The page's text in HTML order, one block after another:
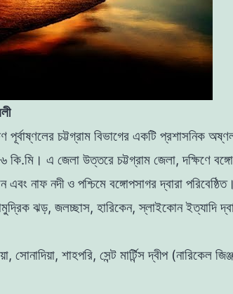
পূর্বাষ্ণলের চট্টগ্রাম বিভাগের একটি প্রশাসনিক
এ জেলা উত্তরে চট্টগ্রাম জেলা, দক্ষিণে
এবং নাফ নদী ও পশ্চিমে বঙ্গোপসাগর দ্বারা
ঝড়, জলচ্ছাস, হারিকেন, স্লাইকোন ইত্যাদি
শাহপরি, সেন্ট মার্টিন্স দ্বীপ (নারিকেল